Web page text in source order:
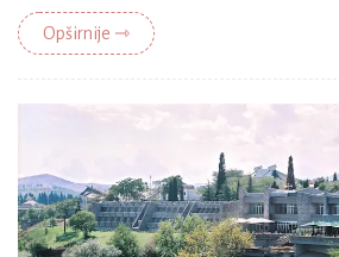
Opširnije ⇾